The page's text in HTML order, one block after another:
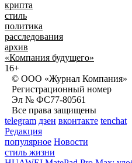
крипта
стиль
политика
расследования
архив
«Компания будущего»
16+
© ООО «Журнал Компания»
Регистрационный номер
Эл № ФС77-80561
Все права защищены
telegram дзен вконтакте tenchat
Редакция
популярное Новости
стиль жизни